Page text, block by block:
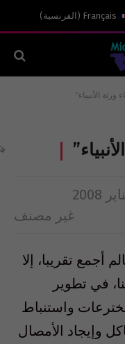
Français
( الفرنسية)
ورثة الأنبياء”
غير مصنف
أجمع تقريبا، إلا
في تطوير
واستنباط
وإيجاد الأمصال